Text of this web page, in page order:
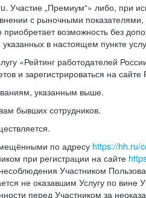
Участие „Премиум“» либо, при
с рыночными
возможность без
в настоящем пункте
«Рейтинг работодателей
и зарегистрироваться на сайте
указанным выше.
бывших сотрудников.
по адресу https://hh.ru/
при регистрации на сайте
Участником
не оказавшим Услугу по
перед Участником за